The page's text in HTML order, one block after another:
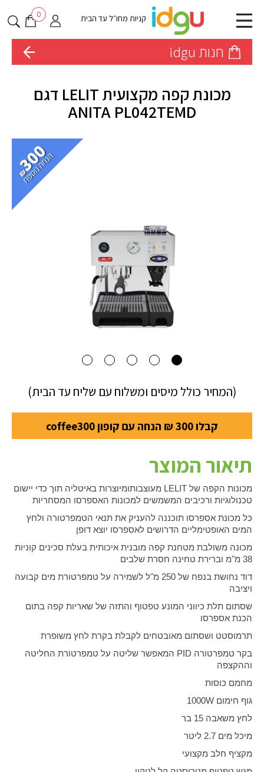
קניות מחו״ל עד הבית 0
חנות idgu
מכונת קפה מקצועית LELIT דגם
ANITA PL042TEMD
(המחיר כולל מיסים ומשלוח עם שליח עד הבית)
קבלו 300 ₪ הנחה עם קופון coffee300
תיאור המוצר
מכונות הקפה של LELIT מעוצבותומיוצרות באיטליה תוך כדי יישום
טכנולוגיות ורכיבים המשמשים למכונות האספרסו המסחריות
כל מכונת אספרסו תוכננה להעניק את תנאי הטמפרטורה ולחץ
המים האופטימליים הדרושים לאספרסו יוצא דופן
מכונה משולבת מטחנת קפה מובנית איכותית בעלת סכינים קוניות
38 מ"מ וברירת טחינה חסרת שלבים
דוד נחושת בנפח של 250 מ"ל לשמירה על טמפרטורת מים קבועה
ויציבה
שסתום תלת כיווני המונע טפטוף והתזה של שאריות קפה בתום
הכנת אספרסו
תרמוסטט ושסתום מאובטחים לקבלת בקרת לחץ משופרת
בקר טמפרטורה PID המאפשר שליטה על טמפרטורת החליטה
וההקצפה
מחמם כוסות
גוף חימום 1000W
לחץ משאבה 15 בר
מיכל מים 2.7 ליטר
מקציף חלב מקצועי